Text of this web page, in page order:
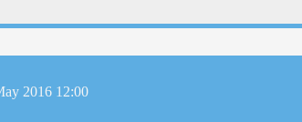
2016 12:00